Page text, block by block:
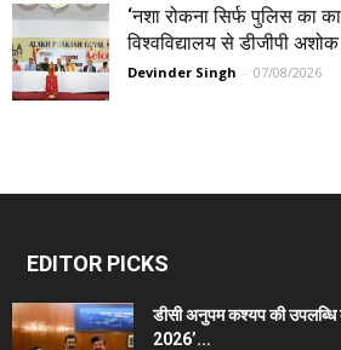
‘नशा रोकना सिर्फ पुलिस का
विश्वविद्यालय से डीजीपी अशोक
Devinder Singh - 07/08/2026
EDITOR PICKS
डीसी अनुपम कश्यप की उपलब्धि
2026’...